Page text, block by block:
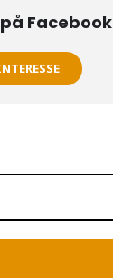
Facebook